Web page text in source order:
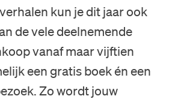
kun je dit jaar ook
de vele deelnemende
vanaf maar vijftien
een gratis boek én een
Zo wordt jouw